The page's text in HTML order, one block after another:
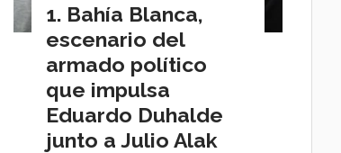
Bahía Blanca,
escenario del
armado político
que impulsa
Eduardo Duhalde
junto a Julio Alak